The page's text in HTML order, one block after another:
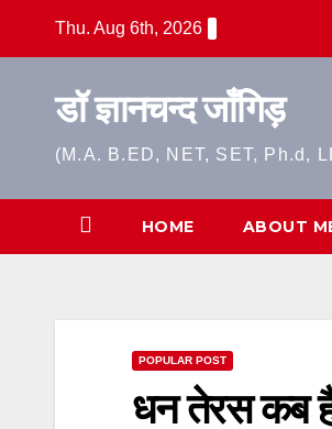
Thu. Aug 6th, 2026
डॉ ज्ञानचन्द जाँगिड़
(M.A. B.ED, NET, SET, Ph.d,
HOME ABOUT
POPULAR POST
धन तेरस कब है